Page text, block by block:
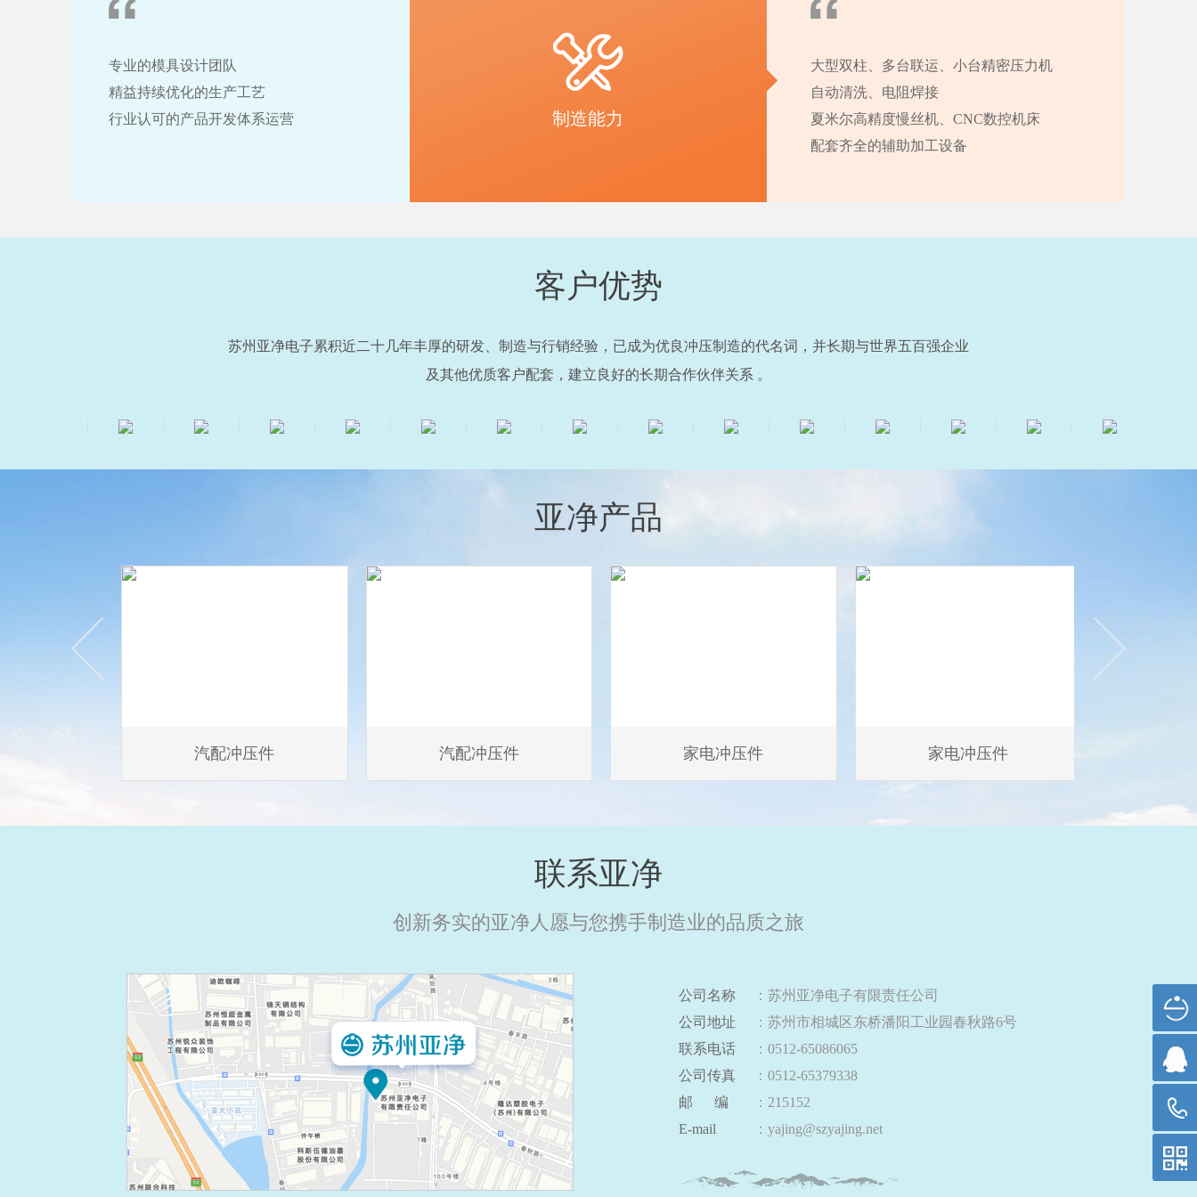
专业的模具设计团队
精益持续优化的生产工艺
行业认可的产品开发体系运营
制造能力
大型双柱、多台联运、小台精密压力机
自动清洗、电阻焊接
夏米尔高精度慢丝机、CNC数控机床
配套齐全的辅助加工设备
客户优势
苏州亚净电子累积近二十几年丰厚的研发、制造与行销经验，已成为优良冲压制造的代名词，并长期与世界五百强企业
及其他优质客户配套，建立良好的长期合作伙伴关系 。
亚净产品
汽配冲压件 汽配冲压件 家电冲压件 家电冲压件
联系亚净
创新务实的亚净人愿与您携手制造业的品质之旅
公司名称
：苏州亚净电子有限责任公司
公司地址
：苏州市相城区东桥潘阳工业园春秋路6号
联系电话
：0512-65086065
公司传真
：0512-65379338
邮 编
：215152
E-mail
： yajing@szyajing.net